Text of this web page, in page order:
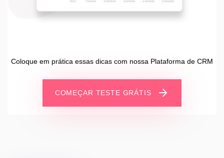
Coloque em prática essas dicas com nossa Plataforma de CRM
COMEÇAR TESTE GRÁTIS